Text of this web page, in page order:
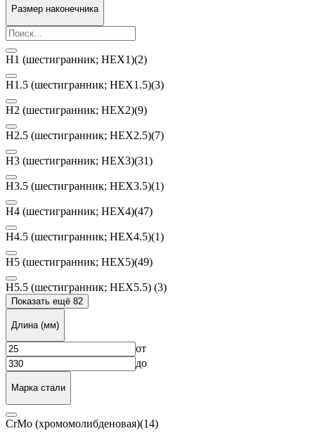
Размер наконечника
H1 (шестигранник; HEX1)(2)
H1.5 (шестигранник; HEX1.5)(3)
H2 (шестигранник; HEX2)(9)
H2.5 (шестигранник; HEX2.5)(7)
H3 (шестигранник; HEX3)(31)
H3.5 (шестигранник; HEX3.5)(1)
H4 (шестигранник; HEX4)(47)
H4.5 (шестигранник; HEX4.5)(1)
H5 (шестигранник; HEX5)(49)
H5.5 (шестигранник; HEX5.5) (3)
Показать ещё 82
Длина (мм)
от
до
Марка стали
CrMo (хромомолибденовая)(14)